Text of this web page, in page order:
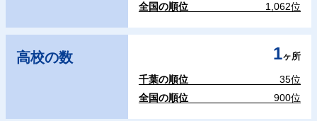
全国の順位
1,062位
高校の数 1ヶ所
千葉の順位
35位
全国の順位
900位